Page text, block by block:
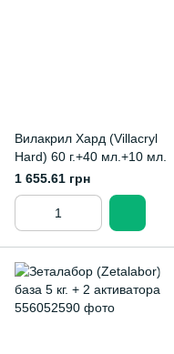
Вилакрил Хард (Villacryl
Hard) 60 г.+40 мл.+10 мл.
1 655.61 грн